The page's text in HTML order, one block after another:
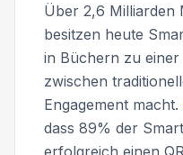
Über 2,6 Milliarden
besitzen heute
in Büchern zu
zwischen
Engagement macht.
dass 89% der
erfolgreich einen